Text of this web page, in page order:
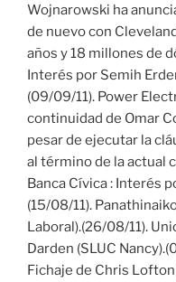
Wojnarowski ha
de nuevo con
años y 18 millones de
Interés por Semih
(09/09/11). Power
continuidad de Omar
pesar de ejecutar la
al término de la actual
Banca Cívica : Interés
(15/08/11).
Laboral).(26/08/11).
Darden (SLUC
Fichaje de Chris